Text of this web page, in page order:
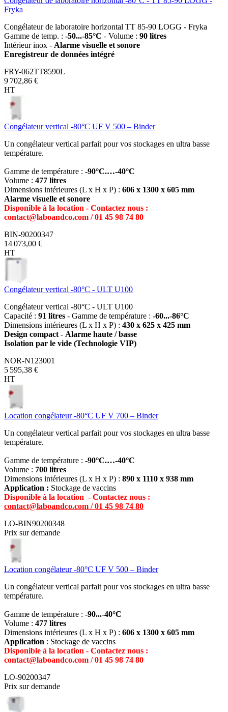
Fryka
Congélateur de laboratoire horizontal TT 85-90 LOGG - Fryka
Gamme de temp. : -50...-85°C - Volume : 90 litres
Intérieur inox - Alarme visuelle et sonore
Enregistreur de données intégré
FRY-062TT8590L
9 702,86 €
HT
Congélateur vertical -80°C UF V 500 – Binder
Un congélateur vertical parfait pour vos stockages en ultra basse
température.
Gamme de température : -90°C.…-40°C
Volume : 477 litres
Dimensions intérieures (L x H x P) : 606 x 1300 x 605 mm
Alarme visuelle et sonore
Disponible à la location - Contactez nous :
contact@laboandco.com / 01 45 98 74 80
BIN-90200347
14 073,00 €
HT
Congélateur vertical -80°C - ULT U100
Congélateur vertical -80°C - ULT U100
Capacité : 91 litres - Gamme de température : -60...-86°C
Dimensions intérieures (L x H x P) : 430 x 625 x 425 mm
Design compact - Alarme haute / basse
Isolation par le vide (Technologie VIP)
NOR-N123001
5 595,38 €
HT
Location congélateur -80°C UF V 700 – Binder
Un congélateur vertical parfait pour vos stockages en ultra basse
température.
Gamme de température : -90°C.…-40°C
Volume : 700 litres
Dimensions intérieures (L x H x P) : 890 x 1110 x 938 mm
Application : Stockage de vaccins
Disponible à la location - Contactez nous :
contact@laboandco.com /01 45 98 74 80
LO-BIN90200348
Prix sur demande
Location congélateur -80°C UF V 500 – Binder
Un congélateur vertical parfait pour vos stockages en ultra basse
température.
Gamme de température : -90...-40°C
Volume : 477 litres
Dimensions intérieures (L x H x P) : 606 x 1300 x 605 mm
Application : Stockage de vaccins
Disponible à la location - Contactez nous :
contact@laboandco.com / 01 45 98 74 80
LO-90200347
Prix sur demande